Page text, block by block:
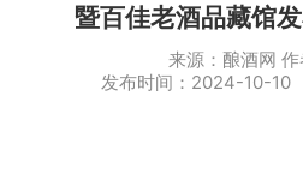
暨百佳老酒品藏馆
来源：酿酒网 作
发布时间：2024-10-